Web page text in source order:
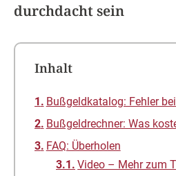
durchdacht sein
Inhalt
Bußgeldkatalog: Fehler
Bußgeldrechner: Was
FAQ: Überholen
Video – Mehr zum